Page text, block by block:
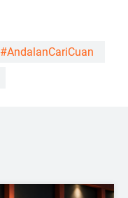
#AndalanCariCuan